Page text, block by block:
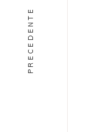
PRECEDENTE